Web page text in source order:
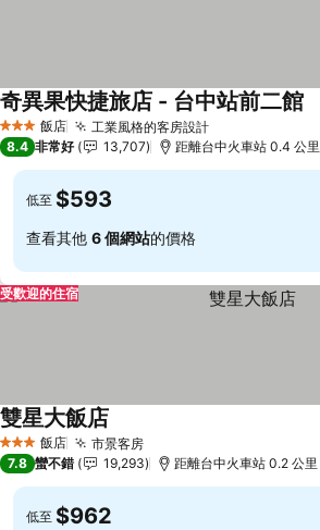
3 星級 飯店 工業風格的客房設計查看價格
奇異果快捷旅店 - 台中站前二館
8.4 非常好 13,707 距離台中火車站 0.4 公里
低至 $593
查看其他 6 個網站的價格
受歡迎的住宿
3 星級 飯店 市景客房查看價格
雙星大飯店
7.8 蠻不錯 19,293 距離台中火車站 0.2 公里
低至 $962